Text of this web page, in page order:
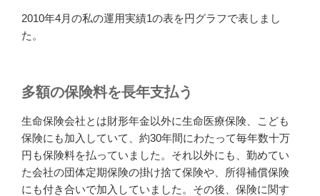
2010年4月の私の運用実績1の表を円グラフで表しまし
た。
多額の保険料を長年支払う
生命保険会社とは財形年金以外に生命医療保険、こども
保険にも加入していて、約30年間にわたって毎年数十万
円も保険料を払っていました。それ以外にも、勤めてい
た会社の団体定期保険の掛け捨て保険や、所得補償保険
にも付き合いで加入していました。その後、保険に関す